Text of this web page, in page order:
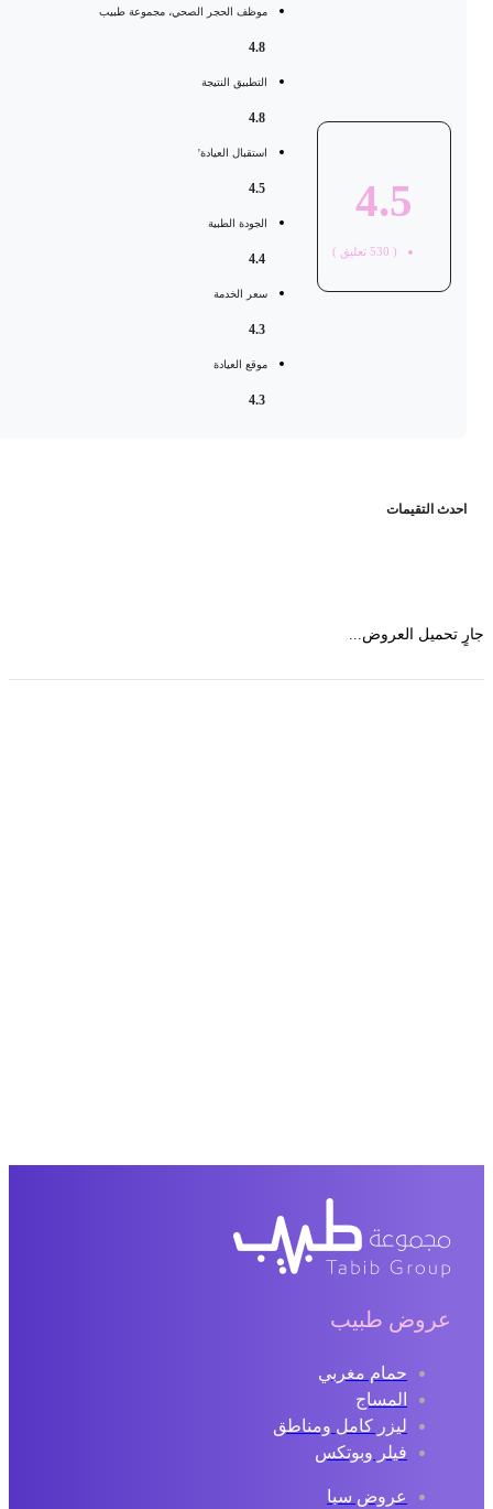
4.5
530 تعليق )
موظف الحجر الصحي، مجموعة طبيب
التطبيق النتيجة
استقبال العيادة'
الجودة الطبية
سعر الخدمة
موقع العيادة
التقيمات
تحميل العروض...
عروض طبيب
حمام مغربي
المساج
ليزر كامل ومناطق
فيلر وبوتكس
عروض سبا